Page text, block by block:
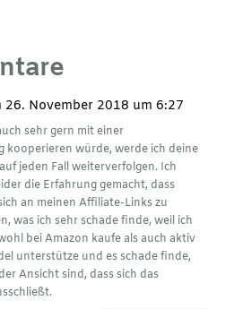
26. November 2018 um 6:27
sehr gern mit einer
kooperieren würde, werde ich deine
jeden Fall weiterverfolgen. Ich
die Erfahrung gemacht, dass
an meinen Affiliate-Links zu
was ich sehr schade finde, weil ich
bei Amazon kaufe als auch aktiv
unterstütze und es schade finde,
Ansicht sind, dass sich das